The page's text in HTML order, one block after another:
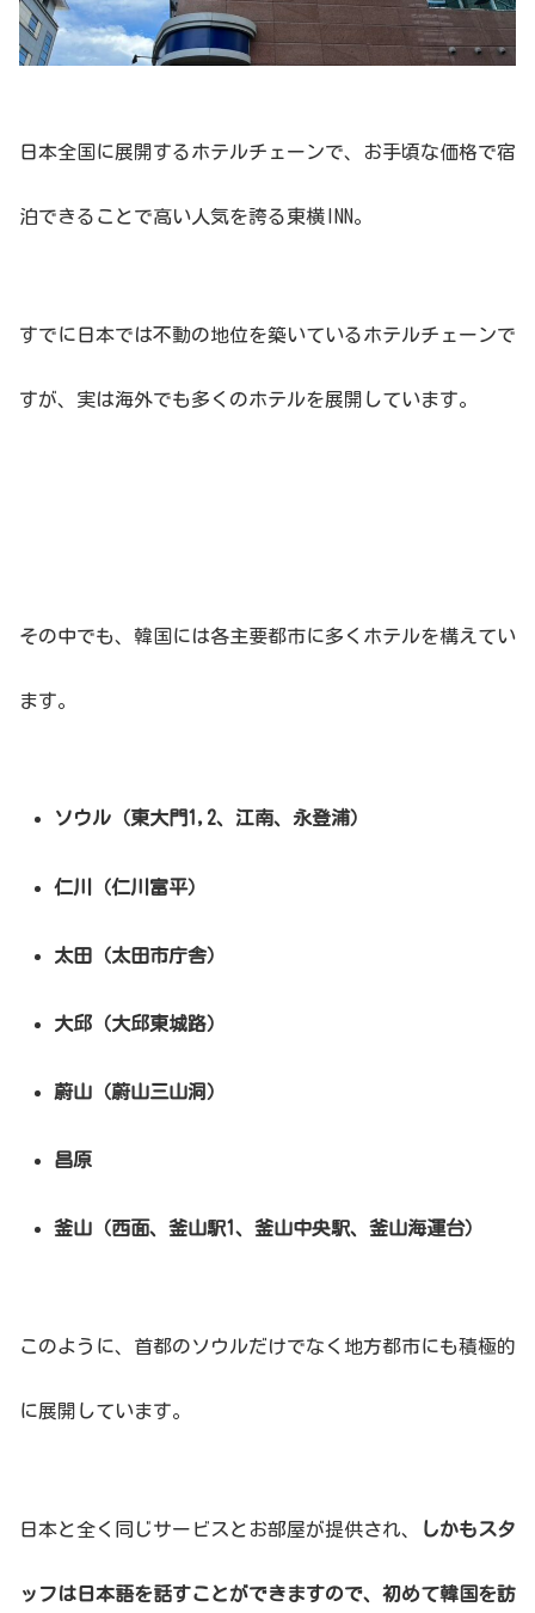
日本全国に展開するホテルチェーンで、お手頃な価格で宿
泊できることで高い人気を誇る東横INN。
すでに日本では不動の地位を築いているホテルチェーンで
すが、実は海外でも多くのホテルを展開しています。
その中でも、韓国には各主要都市に多くホテルを構えてい
ます。
ソウル（東大門1,2、江南、永登浦）
仁川（仁川富平）
太田（太田市庁舎）
大邱（大邱東城路）
蔚山（蔚山三山洞）
昌原
釜山（西面、釜山駅1、釜山中央駅、釜山海運台）
このように、首都のソウルだけでなく地方都市にも積極的
に展開しています。
日本と全く同じサービスとお部屋が提供され、 しかもスタ
ッフは日本語を話すことができますので、初めて韓国を訪